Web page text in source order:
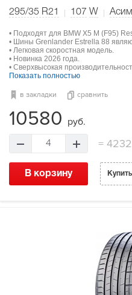
295/35 R21 107 W
• Подходят для BMW X5 M (F95)
• Шины Grenlander Estrella 88
• Легковая скоростная модель.
• Новинка 2026 года.
• Сверхвысокая
Показать полностью
в закладки сравнить
10580 руб.
4 =
В корзину